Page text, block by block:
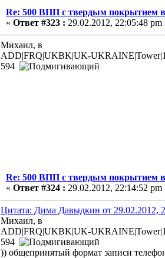
Re: 500 ВПП с твердым покрытием
« Ответ #323 : 29.02.2012, 22:05:48 pm
Михаил, в
ADD|FRQ|UKBK|UK-
594
Re: 500 ВПП с твердым покрытием
« Ответ #324 : 29.02.2012, 22:14:52 pm
Цитата: Дима Давыдкин от 29.02.2012,
Михаил, в
ADD|FRQ|UKBK|UK-
594
)) общепринятый формат записи